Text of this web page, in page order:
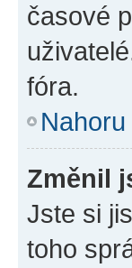
časové
fóra.
Nahoru
Změnil
Jste si
toho